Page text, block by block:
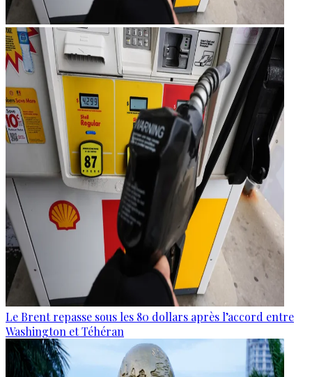
Le Brent repasse sous les 80 dollars après l’accord entre
Washington et Téhéran